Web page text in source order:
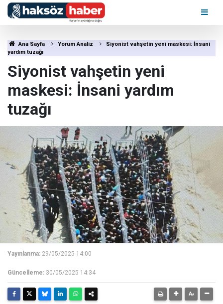
Ana Sayfa Yorum Analiz
Siyonist vahşetin yeni maskesi: İnsani
yardım tuzağı
Siyonist vahşetin yeni
maskesi: İnsani yardım
tuzağı
Yayınlanma: 29/05/2025 14:00
Güncelleme: 30/05/2025 14:34